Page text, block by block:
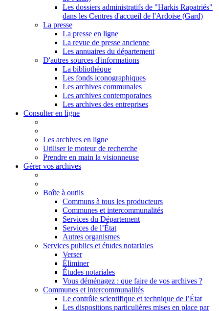
Les dossiers administratifs de "Harkis Rapatriés"
dans les Centres d'accueil de l'Ardoise (Gard)
La presse
La presse en ligne
La revue de presse ancienne
Les annuaires du département
D'autres sources d'informations
La bibliothèque
Les fonds iconographiques
Les archives communales
Les archives contemporaines
Les archives des entreprises
Consulter en ligne
Les archives en ligne
Utiliser le moteur de recherche
Prendre en main la visionneuse
Gérer vos archives
Boîte à outils
Communs à tous les producteurs
Communes et intercommunalités
Services du Département
Services de l’État
Autres organismes
Services publics et études notariales
Verser
Éliminer
Études notariales
Vous déménagez : que faire de vos archives ?
Communes et intercommunalités
Le contrôle scientifique et technique de l’État
Les dispositions particulières mises en place par